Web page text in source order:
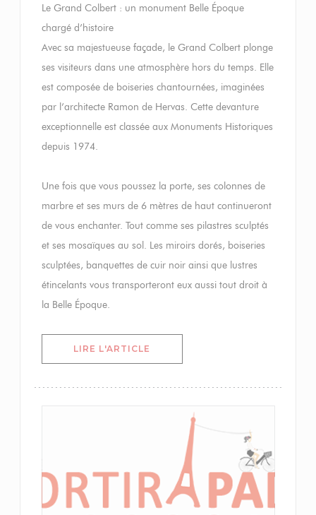
Le Grand Colbert : un monument Belle Époque
chargé d’histoire
Avec sa majestueuse façade, le Grand Colbert plonge
ses visiteurs dans une atmosphère hors du temps. Elle
est composée de boiseries chantournées, imaginées
par l’architecte Ramon de Hervas. Cette devanture
exceptionnelle est classée aux Monuments Historiques
depuis 1974.
Une fois que vous poussez la porte, ses colonnes de
marbre et ses murs de 6 mètres de haut continueront
de vous enchanter. Tout comme ses pilastres sculptés
et ses mosaïques au sol. Les miroirs dorés, boiseries
sculptées, banquettes de cuir noir ainsi que lustres
étincelants vous transporteront eux aussi tout droit à
la Belle Époque.
LIRE L'ARTICLE